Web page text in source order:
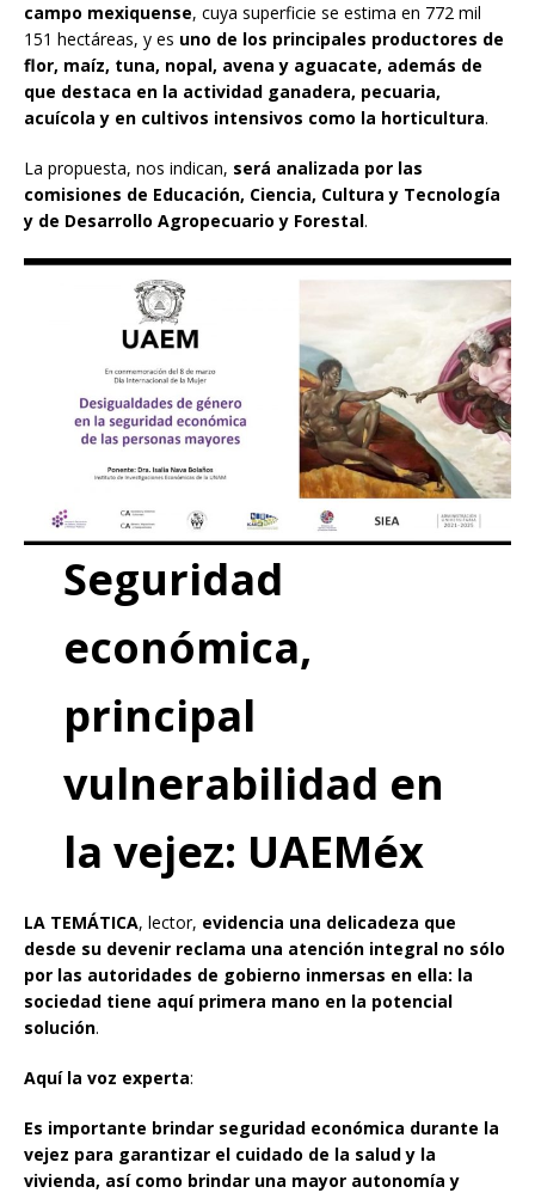
campo mexiquense, cuya superficie se estima en 772 mil
151 hectáreas, y es uno de los principales productores de
flor, maíz, tuna, nopal, avena y aguacate, además de
que destaca en la actividad ganadera, pecuaria,
acuícola y en cultivos intensivos como la horticultura.
La propuesta, nos indican, será analizada por las
comisiones de Educación, Ciencia, Cultura y Tecnología
y de Desarrollo Agropecuario y Forestal.
Seguridad
económica,
principal
vulnerabilidad en
la vejez: UAEMéx
LA TEMÁTICA, lector, evidencia una delicadeza que
desde su devenir reclama una atención integral no sólo
por las autoridades de gobierno inmersas en ella: la
sociedad tiene aquí primera mano en la potencial
solución.
Aquí la voz experta:
Es importante brindar seguridad económica durante la
vejez para garantizar el cuidado de la salud y la
vivienda, así como brindar una mayor autonomía y